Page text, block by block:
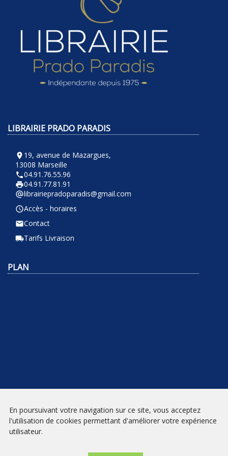
LIBRAIRIE PRADO PARADIS
room 19, avenue de Mazargues,
13008 Marseille
phone04.91.76.55.96
local_printshop04.91.77.81.91
alternate_emaillibrairiepradoparadis@gmail.com
query_builderAccès - horaires
emailContact
local_shippingTarifs Livraison
PLAN
NEWSLETTER
En poursuivant votre navigation sur ce site, vous acceptez
l'utilisation de cookies permettant d'améliorer votre expérience
utilisateur.